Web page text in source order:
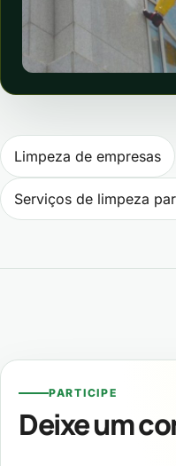
Navegação
Limpeza de empresas
Serviços de limpeza
PARTICIPE
Deixe um